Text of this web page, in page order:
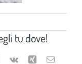
tu dove!
Vk Xing Email